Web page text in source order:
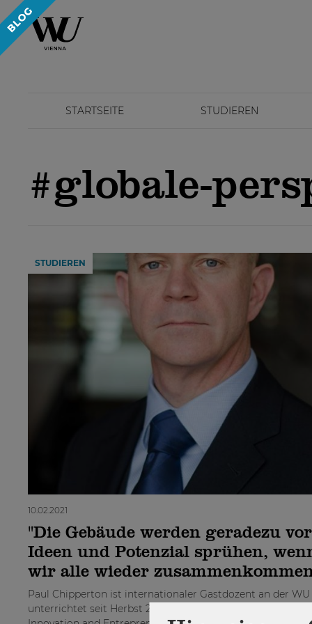
STARTSEITE STUDIEREN
#globale-
STUDIEREN
10.02.2021
"Die Gebäude werden geradezu vor
Ideen und Potenzial sprühen,
wir alle wieder
Paul Chipperton ist internationaler Gastdozent an der WU
unterrichtet seit Herbst 2018 eine Lehrveranstaltung zu